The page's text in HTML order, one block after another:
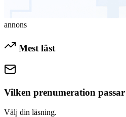
annons
Mest läst
Vilken prenumeration
Välj din läsning.